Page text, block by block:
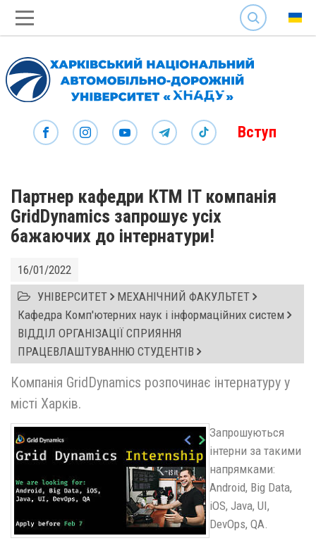
SEARCH
Вступ
Партнер кафедри КТМ IT компанія
GridDynamics запрошує усіх
бажаючих до інтернатури!
16/01/2022
УНІВЕРСИТЕТ МЕХАНІЧНИЙ ФАКУЛЬТЕТ
Кафедра Комп'ютерних наук і інформаційних систем
ВІДДІЛ ОРГАНІЗАЦІЇ СПРИЯННЯ
ПРАЦЕВЛАШТУВАННЮ СТУДЕНТІВ
Компанія GridDynamics розпочинає інтернатуру у
місті Харків.
Запрошуються
інтерни за такими
напрямками:
Android, Big Data,
iOS, Java, UI,
DevOps, QA.